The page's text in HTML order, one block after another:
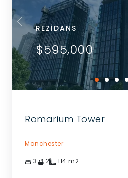
REZIDANS
$595,000
Romarium Tower
Manchester
3 2 114 m2